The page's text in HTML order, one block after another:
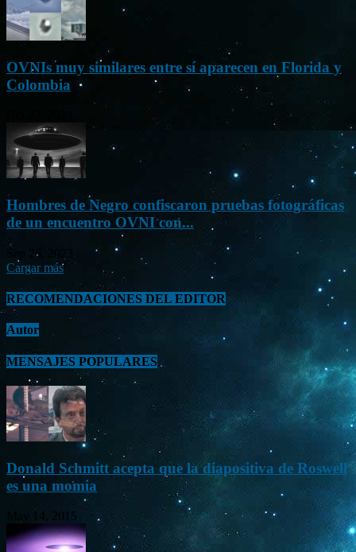
OVNIs muy similares entre sí aparecen en Florida y
Colombia
Hombres de Negro confiscaron pruebas fotográficas
de un encuentro OVNI con...
Sep 26, 2023
Cargar más
RECOMENDACIONES DEL EDITOR
Autor
MENSAJES POPULARES
Donald Schmitt acepta que la diapositiva de Roswell
es una momia
May 14, 2015